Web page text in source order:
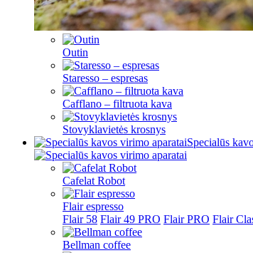
Outin
Staresso – espresas
Cafflano – filtruota kava
Stovyklavietės krosnys
Specialūs
Cafelat Robot
Flair espresso
Flair 58 Flair 49 PRO Flair PRO Flair
Bellman coffee